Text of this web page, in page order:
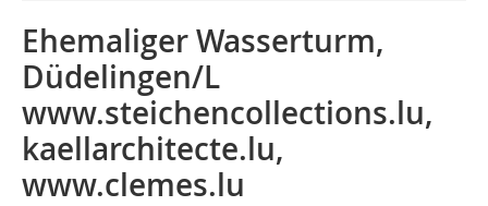
Ehemaliger Wasserturm,
Düdelingen/L
www.steichencollections.lu,
kaellarchitecte.lu,
www.clemes.lu